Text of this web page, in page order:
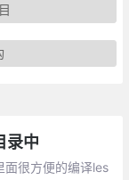
录中
很方便的编译les